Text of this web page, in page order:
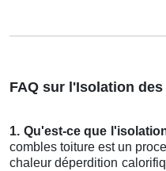
FAQ sur l'Isolation
1. Qu'est-ce que
combles toiture est un
chaleur déperdition